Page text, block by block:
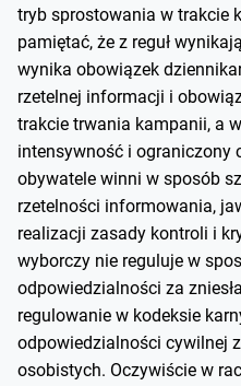
tryb sprostowania w trakcie
pamiętać, że z reguł
wynika obowiązek
rzetelnej informacji i
trakcie trwania kampanii, a
intensywność i ograniczony
obywatele winni w sposób
rzetelności informowania,
realizacji zasady kontroli i
wyborczy nie reguluje w
odpowiedzialności za
regulowanie w kodeksie
odpowiedzialności cywilnej
osobistych. Oczywiście w